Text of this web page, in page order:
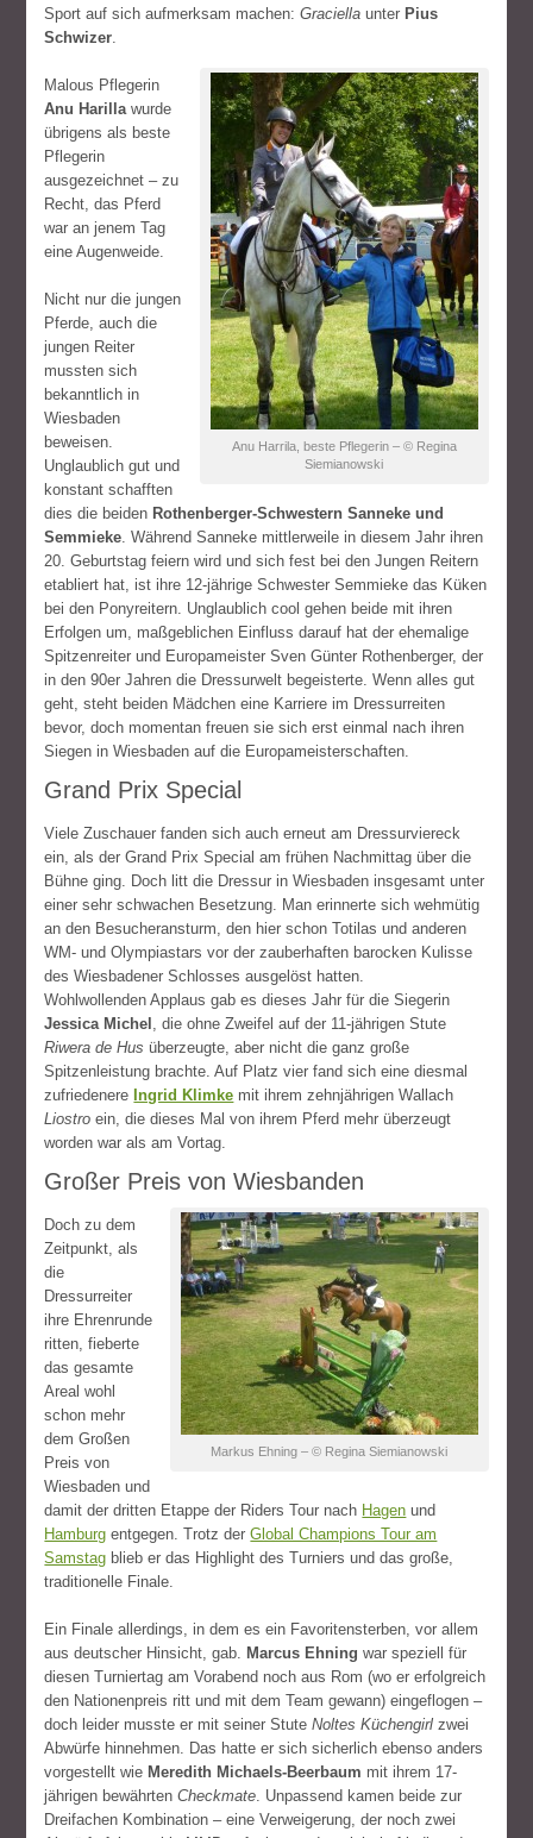
Sport auf sich aufmerksam machen:Graciella unter Pius
Schwizer.
Anu Harrila, beste Pflegerin – © Regina
Siemianowski
Malous Pflegerin
Anu Harillawurde
übrigens als beste
Pflegerin
ausgezeichnet – zu
Recht, das Pferd
war an jenem Tag
eine Augenweide.
Nicht nur die jungen
Pferde, auch die
jungen Reiter
mussten sich
bekanntlich in
Wiesbaden
beweisen.
Unglaublich gut und
konstant schafften
dies die beiden Rothenberger-Schwestern Sanneke und
Semmieke. Während Sanneke mittlerweile in diesem Jahr ihren
20. Geburtstag feiern wird und sich fest bei den Jungen Reitern
etabliert hat, ist ihre 12-jährige Schwester Semmieke das Küken
bei den Ponyreitern. Unglaublich cool gehen beide mit ihren
Erfolgen um, maßgeblichen Einfluss darauf hat der ehemalige
Spitzenreiter und Europameister Sven Günter Rothenberger, der
in den 90er Jahren die Dressurwelt begeisterte. Wenn alles gut
geht, steht beiden Mädchen eine Karriere im Dressurreiten
bevor, doch momentan freuen sie sich erst einmal nach ihren
Siegen in Wiesbaden auf die Europameisterschaften.
Grand Prix Special
Viele Zuschauer fanden sich auch erneut am Dressurviereck
ein, als der Grand Prix Special am frühen Nachmittag über die
Bühne ging. Doch litt die Dressur in Wiesbaden insgesamt unter
einer sehr schwachen Besetzung. Man erinnerte sich wehmütig
an den Besucheransturm, den hier schon Totilas und anderen
WM- und Olympiastars vor der zauberhaften barocken Kulisse
des Wiesbadener Schlosses ausgelöst hatten.
Wohlwollenden Applaus gab es dieses Jahr für die Siegerin
Jessica Michel , die ohne Zweifel auf der 11-jährigen Stute
Riwera de Hus überzeugte, aber nicht die ganz große
Spitzenleistung brachte. Auf Platz vier fand sich eine diesmal
zufriedenere Ingrid Klimke mit ihrem zehnjährigen Wallach
Liostro ein, die dieses Mal von ihrem Pferd mehr überzeugt
worden war als am Vortag.
Großer Preis von Wiesbanden
Markus Ehning – © Regina Siemianowski
Doch zu dem
Zeitpunkt, als
die
Dressurreiter
ihre Ehrenrunde
ritten, fieberte
das gesamte
Areal wohl
schon mehr
dem Großen
Preis von
Wiesbaden und
damit der dritten Etappe der Riders Tour nach Hagen und
Hamburg entgegen. Trotz derGlobal Champions Tour am
Samstag blieb er das Highlight des Turniers und das große,
traditionelle Finale.
Ein Finale allerdings, in dem es ein Favoritensterben, vor allem
aus deutscher Hinsicht, gab. Marcus Ehning war speziell für
diesen Turniertag am Vorabend noch aus Rom (wo er erfolgreich
den Nationenpreis ritt und mit dem Team gewann) eingeflogen –
doch leider musste er mit seiner StuteNoltes Küchengirl zwei
Abwürfe hinnehmen. Das hatte er sich sicherlich ebenso anders
vorgestellt wie Meredith Michaels-Beerbaum mit ihrem 17-
jährigen bewährtenCheckmate. Unpassend kamen beide zur
Dreifachen Kombination – eine Verweigerung, der noch zwei